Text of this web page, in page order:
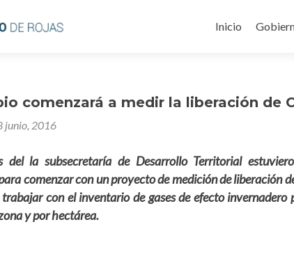
al
Inicio
comenzará a medir la liberación de
junio, 2016
del la subsecretaría de Desarrollo Territorial
comenzar con un proyecto de medición de liberación
con el inventario de gases de efecto
y por hectárea.